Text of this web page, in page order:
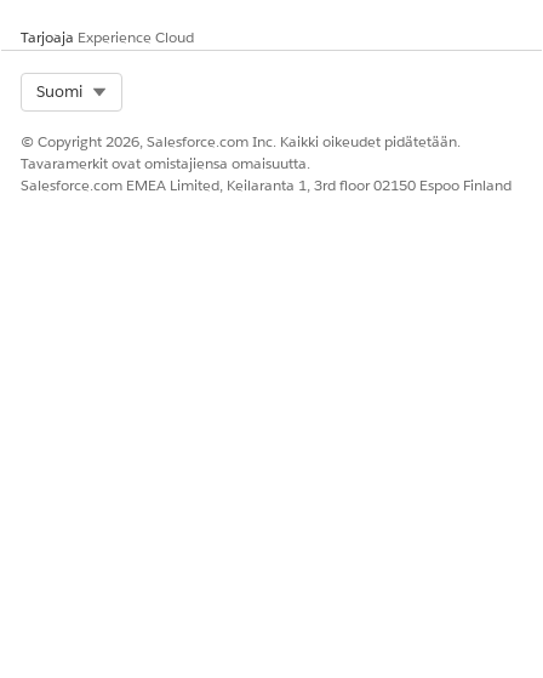
Tarjoaja Experience Cloud
Suomi
© Copyright 2026, Salesforce.com Inc. Kaikki oikeudet pidätetään.
Tavaramerkit ovat omistajiensa omaisuutta.
Salesforce.com EMEA Limited, Keilaranta 1, 3rd floor 02150 Espoo Finland